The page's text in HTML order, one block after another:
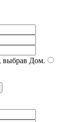
выбрав Дом.